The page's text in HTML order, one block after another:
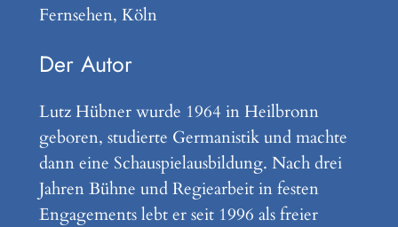
Fernsehen, Köln
Der Autor
Lutz Hübner wurde 1964 in Heilbronn
geboren, studierte Germanistik und machte
dann eine Schauspielausbildung. Nach drei
Jahren Bühne und Regiearbeit in festen
Engagements lebt er seit 1996 als freier